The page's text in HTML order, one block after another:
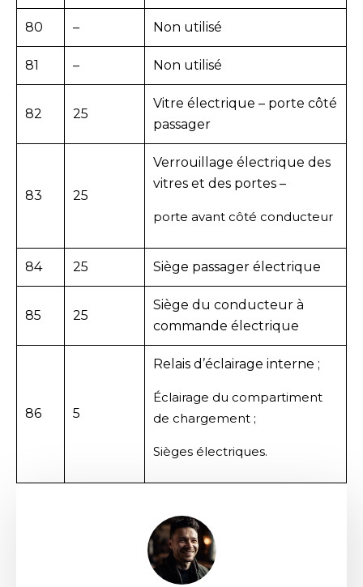
80 – Non utilisé
81 – Non utilisé
82 25
Vitre électrique – porte côté
passager
83 25
Verrouillage électrique des
vitres et des portes –
porte avant côté conducteur
84 25 Siège passager électrique
85 25
Siège du conducteur à
commande électrique
86 5
Relais d’éclairage interne ;
Éclairage du compartiment
de chargement ;
Sièges électriques.